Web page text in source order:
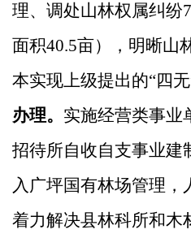
理、调处山林权属纠纷
面积40.5亩），明晰山
本实现上级提出的“四无
办理。 实施经营类事业
招待所自收自支事业建
入广坪国有林场管理，
着力解决县林科所和木